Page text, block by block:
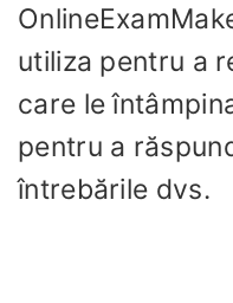
utiliza pentru a
care le
pentru a
întrebările dvs.